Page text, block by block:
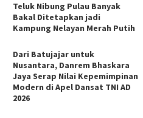
Teluk Nibung Pulau Banyak
Bakal Ditetapkan jadi
Kampung Nelayan Merah Putih
Dari Batujajar untuk
Nusantara, Danrem Bhaskara
Jaya Serap Nilai Kepemimpinan
Modern di Apel Dansat TNI AD
2026